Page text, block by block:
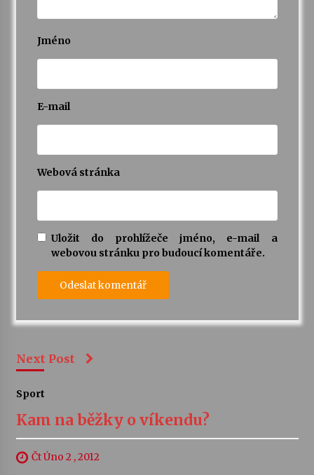
Jméno
E-mail
Webová stránka
Uložit do prohlížeče jméno, e-mail a
webovou stránku pro budoucí komentáře.
Next Post
Sport
Kam na běžky o víkendu?
Čt Úno 2 , 2012